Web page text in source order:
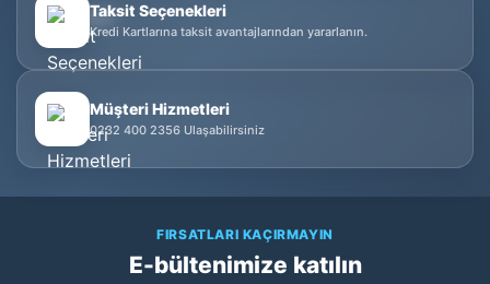
Taksit Seçenekleri
Kredi Kartlarına taksit avantajlarından yararlanın.
Müşteri Hizmetleri
0232 400 2356 Ulaşabilirsiniz
FIRSATLARI KAÇIRMAYIN
E-bültenimize katılın